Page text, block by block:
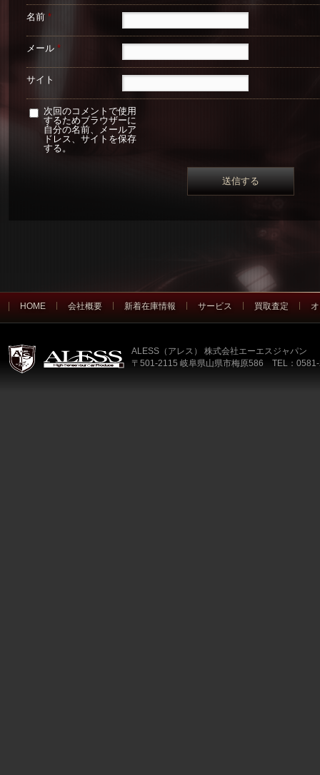
名前 *
メール *
サイト
次回のコメントで使用
するためブラウザーに
自分の名前、メールア
ドレス、サイトを保存
する。
HOME 会社概要 新着在庫情報 サービス 買取査定
ALESS（アレス） 株式会社エーエスジャパン
〒501-2115 岐阜県山県市梅原586 TEL：